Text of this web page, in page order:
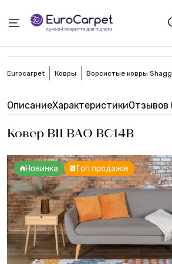
Eurocarpet Ковры Ворсистые ковры
ОписаниеХарактеристикиОтзывов
Ковер BILBAO BC14B
Новинка Топ продажів
ОБРАТНАЯ